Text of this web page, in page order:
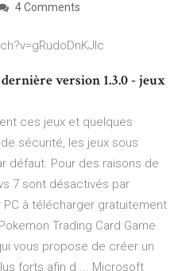
4 Comments
version 1.3.0 - jeux
ces jeux et quelques
sécurité, les jeux sous
défaut. Pour des raisons de
7 sont désactivés par
à télécharger gratuitement
Trading Card Game
vous propose de créer un
forts afin d ... ‎Microsoft